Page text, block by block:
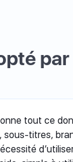
tout ce
sous-titres,